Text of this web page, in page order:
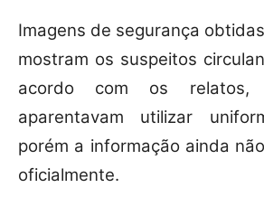
Imagens de segurança
mostram os suspeitos
acordo com os relatos,
aparentavam utilizar
porém a informação ainda
oficialmente.